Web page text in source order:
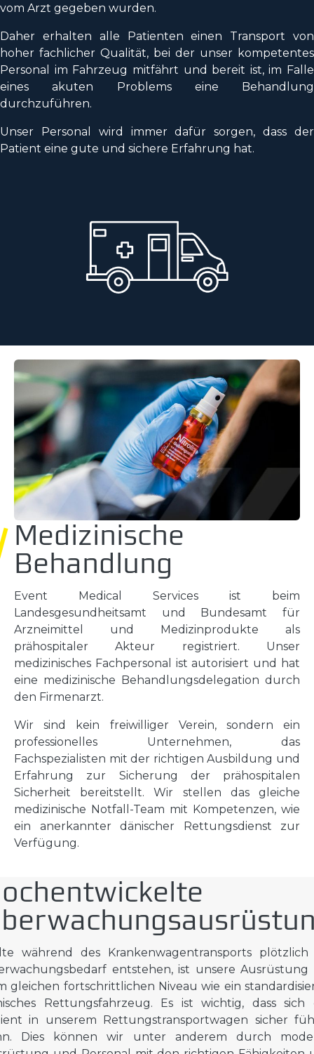
vom Arzt gegeben wurden.
Daher erhalten alle Patienten einen Transport von
hoher fachlicher Qualität, bei der unser kompetentes
Personal im Fahrzeug mitfährt und bereit ist, im Falle
eines akuten Problems eine Behandlung
durchzuführen.
Unser Personal wird immer dafür sorgen, dass der
Patient eine gute und sichere Erfahrung hat.
Medizinische
Behandlung
Event Medical Services ist beim
Landesgesundheitsamt und Bundesamt für
Arzneimittel und Medizinprodukte als
prähospitaler Akteur registriert. Unser
medizinisches Fachpersonal ist autorisiert und hat
eine medizinische Behandlungsdelegation durch
den Firmenarzt.
Wir sind kein freiwilliger Verein, sondern ein
professionelles Unternehmen, das
Fachspezialisten mit der richtigen Ausbildung und
Erfahrung zur Sicherung der prähospitalen
Sicherheit bereitstellt. Wir stellen das gleiche
medizinische Notfall-Team mit Kompetenzen, wie
ein anerkannter dänischer Rettungsdienst zur
Verfügung.
während des Krankenwagentransports plötzlich
entstehen, ist unsere Ausrüstung
gleichen fortschrittlichen Niveau wie ein
Rettungsfahrzeug. Es ist wichtig, dass sich
in unserem Rettungstransportwagen sicher
Dies können wir unter anderem durch